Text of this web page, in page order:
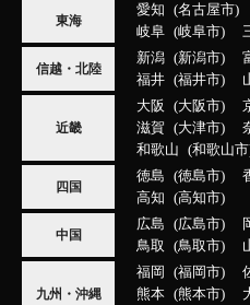
東海
愛知 名古屋市
岐阜
岐阜市
信越・北陸
新潟 新潟市
福井
福井市
近畿
大阪 大阪市
滋賀
大津市
和歌山
和歌山市
四国
徳島 徳島市
高知
高知市
中国
広島 広島市
鳥取
鳥取市
九州・沖縄
福岡 福岡市
熊本
熊本市